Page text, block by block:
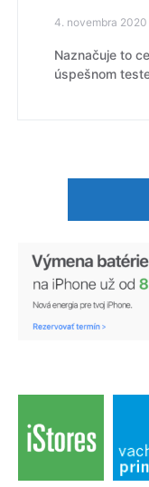
4. novembra 2020
Naznačuje to
úspešnom